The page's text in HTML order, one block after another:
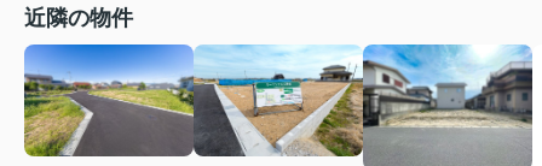
近隣の物件